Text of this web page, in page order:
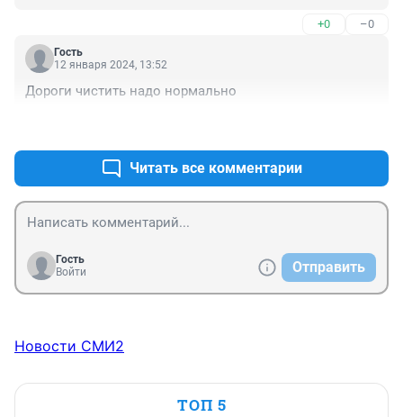
+0 –0
Гость
12 января 2024, 13:52
Дороги чистить надо нормально
Читать все комментарии
Гость
Войти
Отправить
Новости СМИ2
ТОП 5